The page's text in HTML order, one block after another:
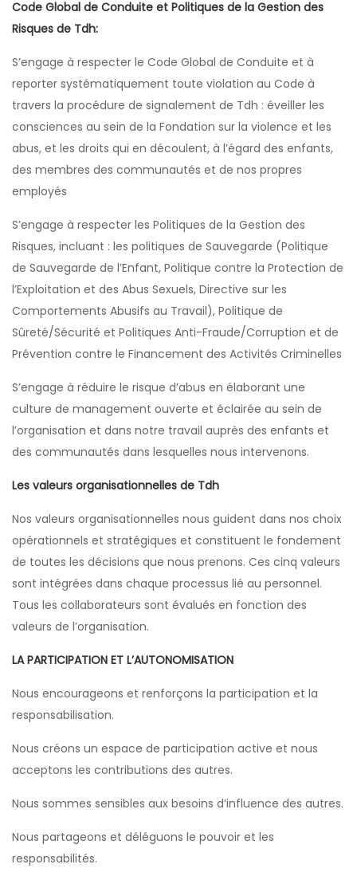
Code Global de Conduite et Politiques de la Gestion des
Risques de Tdh:
S’engage à respecter le Code Global de Conduite et à
reporter systématiquement toute violation au Code à
travers la procédure de signalement de Tdh : éveiller les
consciences au sein de la Fondation sur la violence et les
abus, et les droits qui en découlent, à l’égard des enfants,
des membres des communautés et de nos propres
employés
S’engage à respecter les Politiques de la Gestion des
Risques, incluant : les politiques de Sauvegarde (Politique
de Sauvegarde de l’Enfant, Politique contre la Protection de
l’Exploitation et des Abus Sexuels, Directive sur les
Comportements Abusifs au Travail), Politique de
Sûreté/Sécurité et Politiques Anti-Fraude/Corruption et de
Prévention contre le Financement des Activités Criminelles
S’engage à réduire le risque d’abus en élaborant une
culture de management ouverte et éclairée au sein de
l’organisation et dans notre travail auprès des enfants et
des communautés dans lesquelles nous intervenons.
Les valeurs organisationnelles de Tdh
Nos valeurs organisationnelles nous guident dans nos choix
opérationnels et stratégiques et constituent le fondement
de toutes les décisions que nous prenons. Ces cinq valeurs
sont intégrées dans chaque processus lié au personnel.
Tous les collaborateurs sont évalués en fonction des
valeurs de l’organisation.
LA PARTICIPATION ET L’AUTONOMISATION
Nous encourageons et renforçons la participation et la
responsabilisation.
Nous créons un espace de participation active et nous
acceptons les contributions des autres.
Nous sommes sensibles aux besoins d’influence des autres.
Nous partageons et déléguons le pouvoir et les
responsabilités.